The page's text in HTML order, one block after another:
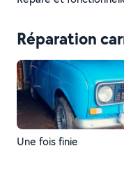
Réparation
Une fois finie